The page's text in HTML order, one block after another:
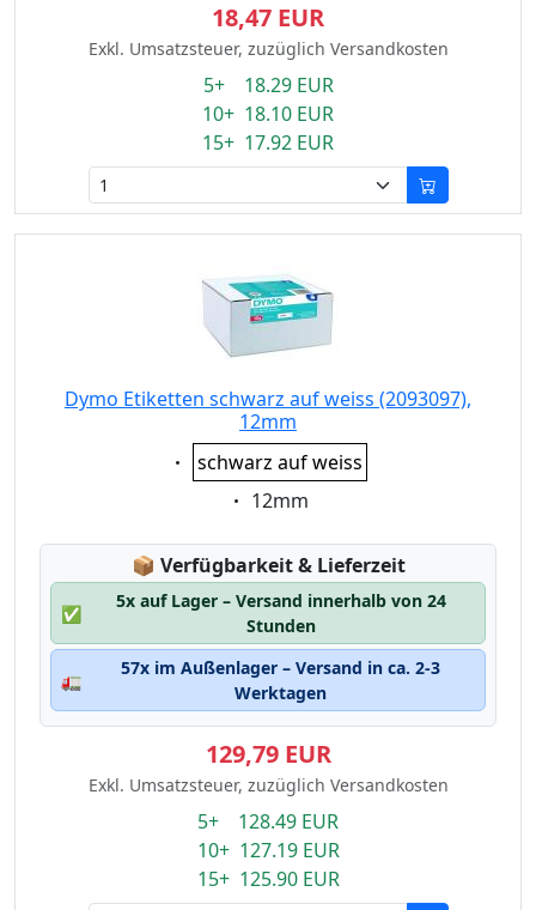
18,47 EUR
Exkl. Umsatzsteuer, zuzüglich Versandkosten
5+ 18.29 EUR
10+ 18.10 EUR
15+ 17.92 EUR
Dymo Etiketten schwarz auf weiss (2093097),
12mm
Eigenschaft:
schwarz auf weiss
Eigenschaft:
12mm
📦 Lagerstatus:
Verfügbarkeit & Lieferzeit
✅
5x auf Lager – Versand innerhalb von 24
Stunden
🚛
57x im Außenlager – Versand in ca. 2-3
Werktagen
129,79 EUR
Exkl. Umsatzsteuer, zuzüglich Versandkosten
5+ 128.49 EUR
10+ 127.19 EUR
15+ 125.90 EUR